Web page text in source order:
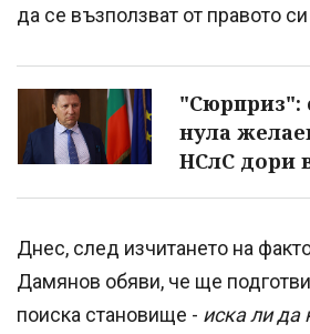
да се възползват от правото
"Сюрприз":
нула
НСлС дори
Днес, след изчитането на
Дамянов обяви, че ще
поиска становище - иска ли да